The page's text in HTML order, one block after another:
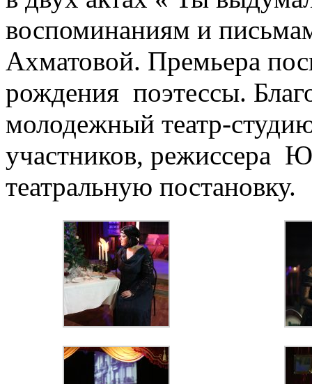
воспоминаниям и
Ахматовой. Премьера
рождения поэтессы.
молодежный театр-
участников, режиссера
театральную постановку.